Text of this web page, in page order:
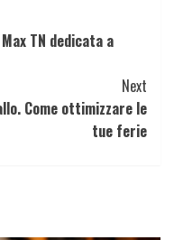
TN dedicata a
Next
Come ottimizzare le
tue ferie